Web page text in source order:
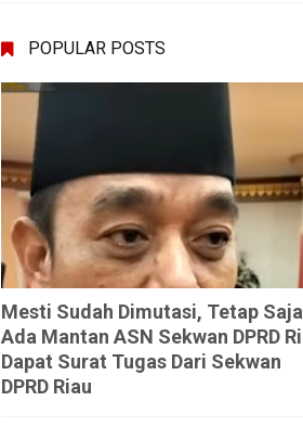
POPULAR POSTS
Mesti Sudah Dimutasi, Tetap Saja
Ada Mantan ASN Sekwan DPRD
Dapat Surat Tugas Dari Sekwan
DPRD Riau